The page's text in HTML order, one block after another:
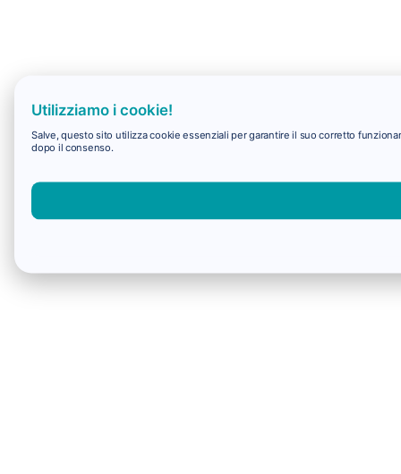
Utilizziamo i cookie!
Salve, questo sito utilizza cookie essenziali per garantire il suo corretto
dopo il consenso.